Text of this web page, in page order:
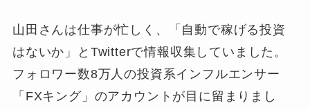
山田さんは仕事が忙しく、「自動で稼げる投資
はないか」とTwitterで情報収集していました。
フォロワー数8万人の投資系インフルエンサー
「FXキング」のアカウントが目に留まりまし